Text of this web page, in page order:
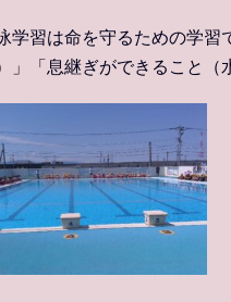
学習は命を守るための学習
」「息継ぎができること（